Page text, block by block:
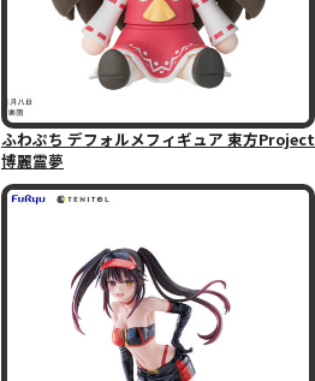
ふわぷち デフォルメフィギュア 東方Project
博麗霊夢